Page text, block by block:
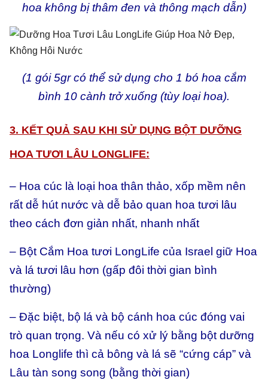
hoa không bị thâm đen và thông mạch dẫn)
(1 gói 5gr có thể sử dụng cho 1 bó hoa cắm
bình 10 cành trở xuống (tùy loại hoa).
3. KẾT QUẢ SAU KHI SỬ DỤNG BỘT DƯỠNG
HOA TƯƠI LÂU LONGLIFE:
– Hoa cúc là loại hoa thân thảo, xốp mềm nên
rất dễ hút nước và dễ bảo quan hoa tươi lâu
theo cách đơn giản nhất, nhanh nhất
– Bột Cắm Hoa tươi LongLife của Israel giữ Hoa
và lá tươi lâu hơn (gấp đôi thời gian bình
thường)
– Đặc biệt, bộ lá và bộ cánh hoa cúc đóng vai
trò quan trọng. Và nếu có xử lý bằng bột dưỡng
hoa Longlife thì cả bông và lá sẽ “cứng cáp” và
Lâu tàn song song (bằng thời gian)